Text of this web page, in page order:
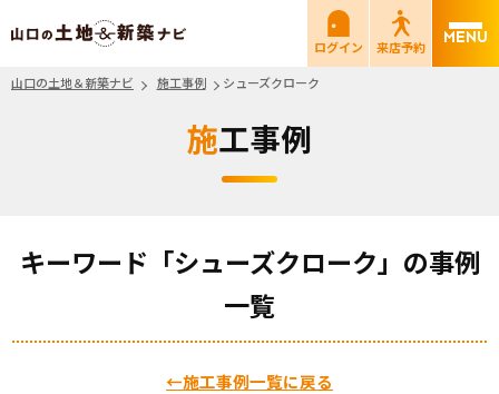
山口の土地＆新築ナビ
ログイン
来店予約
山口の土地＆新築ナビ
施工事例 シューズクローク
施工事例
キーワード「シューズクローク」の事例
一覧
←施工事例一覧に戻る